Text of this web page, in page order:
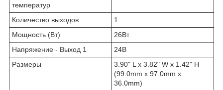
температур
Количество выходов
1
Мощность (Вт)
26Вт
Напряжение - Выход 1
24В
Размеры
3.90" L x 3.82" W x 1.42" H
(99.0mm x 97.0mm x
36.0mm)